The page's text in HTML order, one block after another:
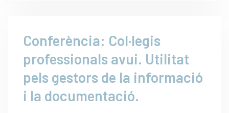
Conferència: Col·legis
professionals avui. Utilitat
pels gestors de la informació
i la documentació.